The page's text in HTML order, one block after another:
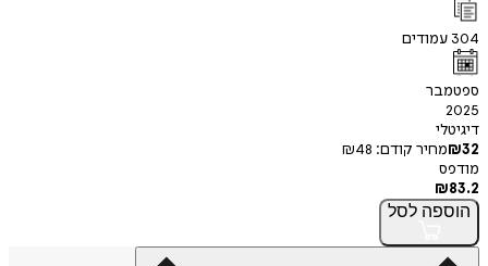
קודם:
₪48
לסל